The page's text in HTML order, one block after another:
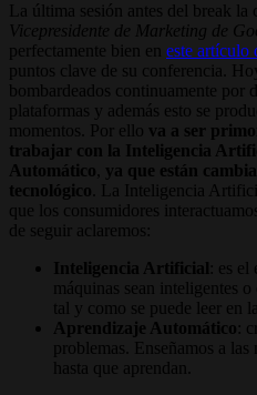
La última sesión antes del break la
Vicepresidente de Marketing de
perfectamente bien en este artículo
puntos clave de su conferencia.
bombardeados continuamente por
plataformas y además esto se
momentos. Por ello va a ser
trabajar con la Inteligencia
Automático ya que están
tecnológico . La Inteligencia
que los consumidores
de seguir aclaremos:
Inteligencia Artificial : es
máquinas sean inteligentes
tal y como se puede leer en
Aprendizaje Automático :
problemas. Enseñamos a
hasta que aprendan.